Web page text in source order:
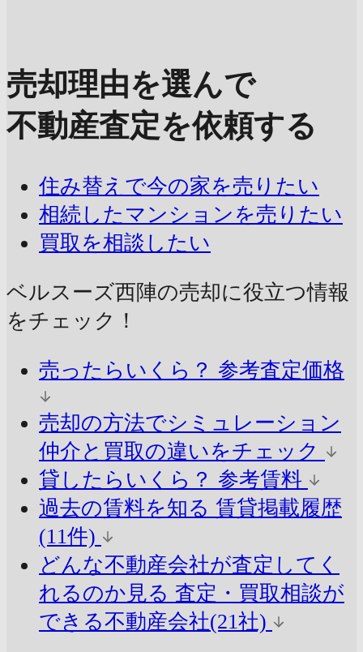
売却理由を選んで
不動産査定を依頼する
住み替えで今の家を売りたい
相続したマンションを売りたい
買取を相談したい
ベルスーズ西陣の売却に役立つ情報
をチェック！
売ったらいくら？ 参考査定価格
売却の方法でシミュレーション
仲介と買取の違いをチェック
貸したらいくら？ 参考賃料
過去の賃料を知る 賃貸掲載履歴
(11件)
どんな不動産会社が査定してく
れるのか見る 査定・買取相談が
できる不動産会社(21社)